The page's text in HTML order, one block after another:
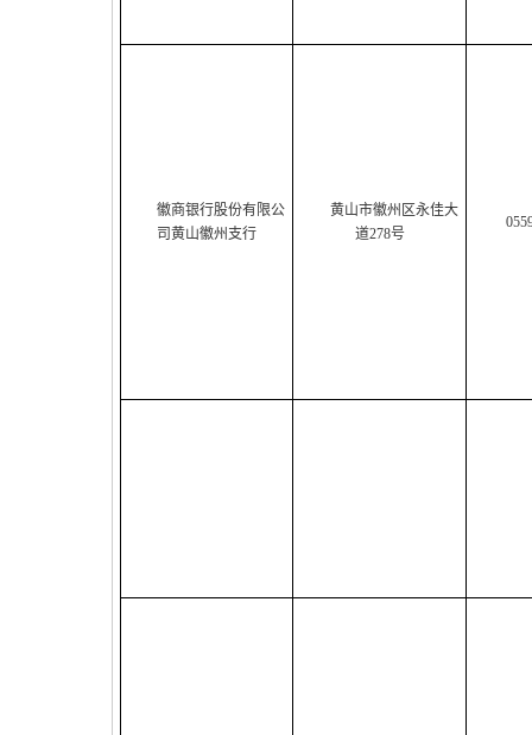
徽商银行股份有限公
司黄山徽州支行
黄山市徽州区永佳大
道278号